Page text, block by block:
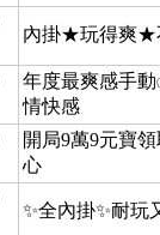
內掛★玩得爽★
年度最爽感手
情快感
開局9萬9元寶
心
✨全內掛✨耐玩